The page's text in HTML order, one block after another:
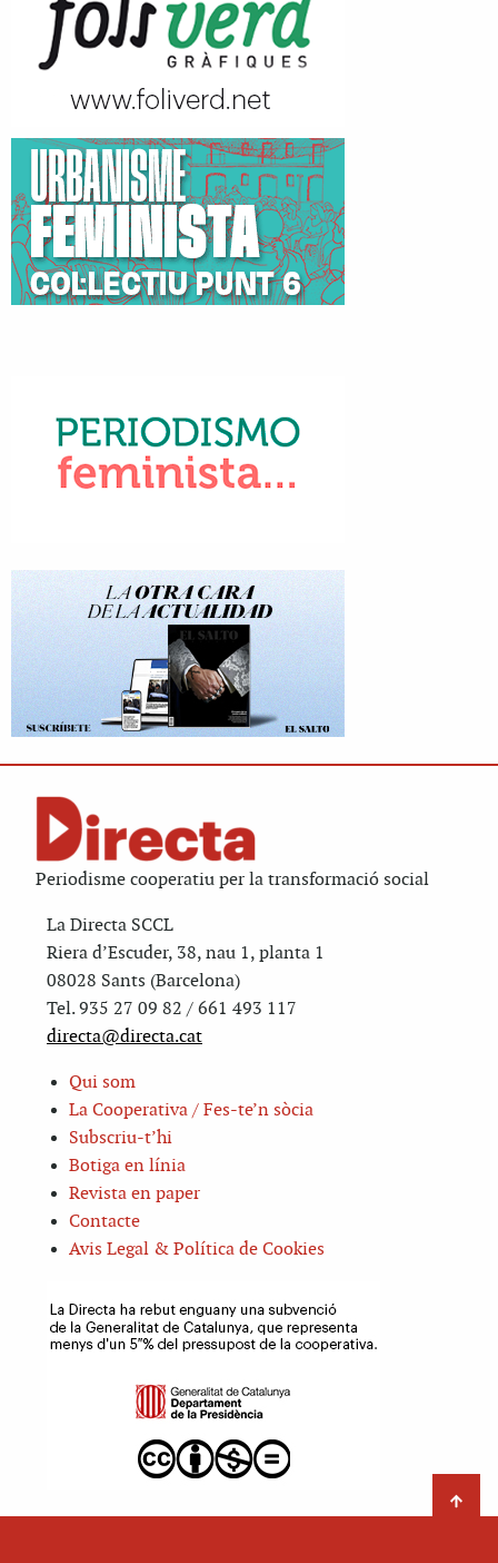
Periodisme cooperatiu per la transformació social
La Directa SCCL
Riera d’Escuder, 38, nau 1, planta 1
08028 Sants (Barcelona)
Tel. 935 27 09 82 / 661 493 117
directa@directa.cat
Qui som
La Cooperativa / Fes-te’n sòcia
Subscriu-t’hi
Botiga en línia
Revista en paper
Contacte
Avis Legal & Política de Cookies